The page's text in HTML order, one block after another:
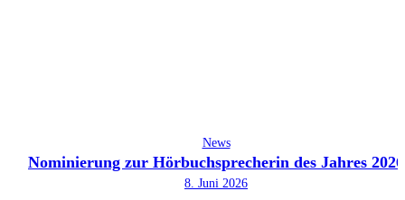
News
Nominierung zur Hörbuchsprecherin des Jahres 2026
8. Juni 2026